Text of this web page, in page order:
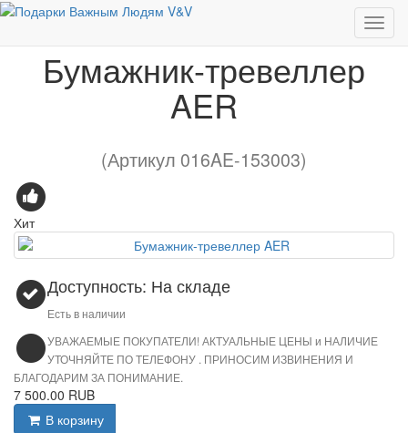
Бумажник-тревеллер AER
Бумажник-тревеллер
AER
(Артикул 016AE-153003)
Хит
Доступность: На складе
Есть в наличии
УВАЖАЕМЫЕ ПОКУПАТЕЛИ! АКТУАЛЬНЫЕ ЦЕНЫ и НАЛИЧИЕ
УТОЧНЯЙТЕ ПО ТЕЛЕФОНУ . ПРИНОСИМ ИЗВИНЕНИЯ И
БЛАГОДАРИМ ЗА ПОНИМАНИЕ.
7 500.00 RUB
В корзину